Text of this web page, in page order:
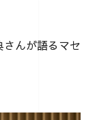
んが語るマセ